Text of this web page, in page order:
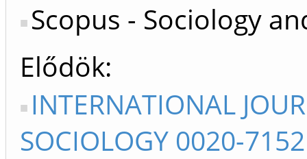
Scopus - Sociology
Elődök
INTERNATIONAL
SOCIOLOGY 0020-